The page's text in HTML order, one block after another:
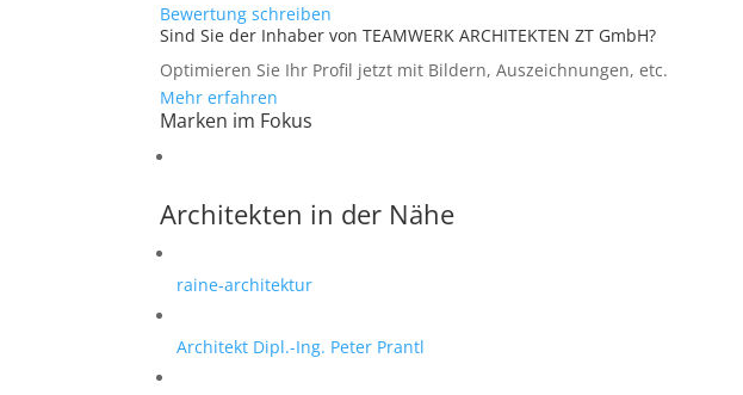
Bewertung schreiben
Sind Sie der Inhaber von TEAMWERK ARCHITEKTEN ZT GmbH?
Optimieren Sie Ihr Profil jetzt mit Bildern, Auszeichnungen, etc.
Mehr erfahren
Marken im Fokus
Architekten in der Nähe
raine-architektur
Architekt Dipl.-Ing. Peter Prantl